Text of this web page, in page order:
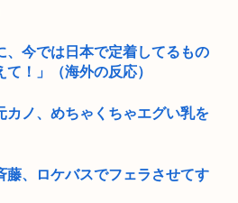
、今では日本で定着してるもの
！」（海外の反応）
カノ、めちゃくちゃエグい乳を
藤、ロケバスでフェラさせてす